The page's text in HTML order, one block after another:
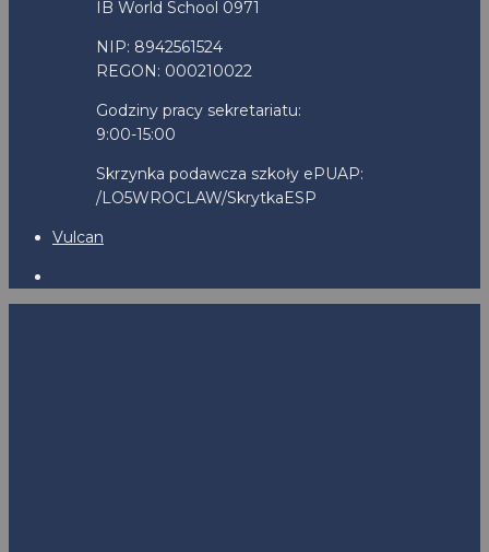
IB World School 0971
NIP: 8942561524
REGON: 000210022
Godziny pracy sekretariatu:
9:00-15:00
Skrzynka podawcza szkoły ePUAP:
/LO5WROCLAW/SkrytkaESP
Vulcan